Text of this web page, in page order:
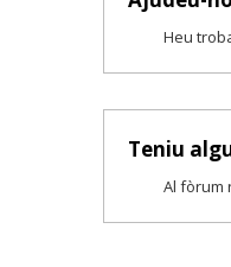
Heu
Teniu
Al fòrum